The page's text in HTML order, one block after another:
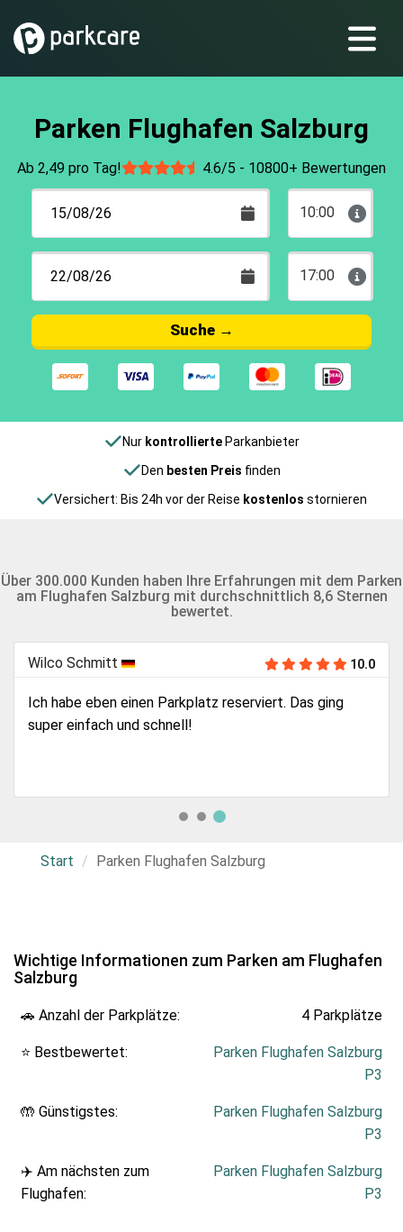
Parken Flughafen Salzburg
Ab 2,49 pro Tag! 4.6/5 - 10800+ Bewertungen
10:00
17:00
Suche→
Nur kontrollierteParkanbieter
Den besten Preis finden
Versichert: Bis 24h vor der Reise kostenlos stornieren
Über 300.000 Kunden haben Ihre Erfahrungen mit dem Parken
am Flughafen Salzburg mit durchschnittlich 8,6 Sternen
bewertet.
Wilco Schmitt 10.0
Ich habe eben einen Parkplatz reserviert. Das ging
super einfach und schnell!
Start Parken Flughafen Salzburg
Wichtige Informationen zum Parken am Flughafen
Salzburg
🚗 Anzahl der Parkplätze: 4 Parkplätze
⭐ Bestbewertet:
Parken Flughafen Salzburg
P3
🤲 Günstigstes:
Parken Flughafen Salzburg
P3
✈️ Am nächsten zum
Flughafen:
Parken Flughafen Salzburg
P3